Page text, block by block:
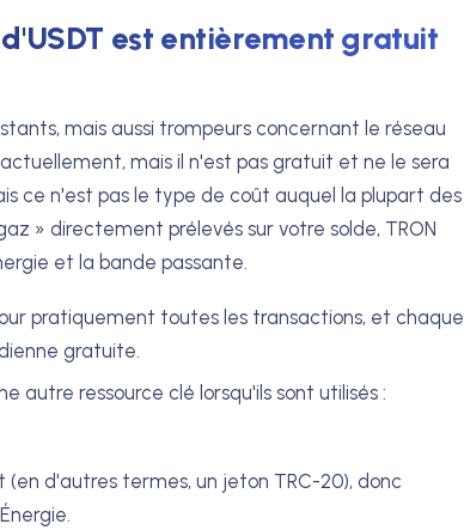
est entièrement gratuit
mais aussi trompeurs concernant le réseau
actuellement, mais il n'est pas gratuit et ne le sera
ce n'est pas le type de coût auquel la plupart des
» directement prélevés sur votre solde, TRON
et la bande passante.
pratiquement toutes les transactions, et chaque
gratuite.
autre ressource clé lorsqu'ils sont utilisés :
(en d'autres termes, un jeton TRC-20), donc